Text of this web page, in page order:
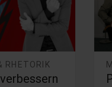
RHETORIK